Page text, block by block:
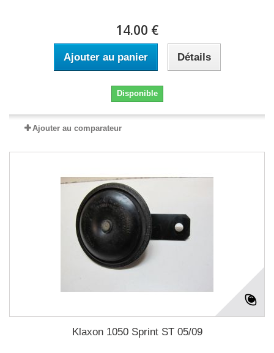
14.00 €
Ajouter au panier Détails
Disponible
Ajouter au comparateur
Klaxon 1050 Sprint ST 05/09